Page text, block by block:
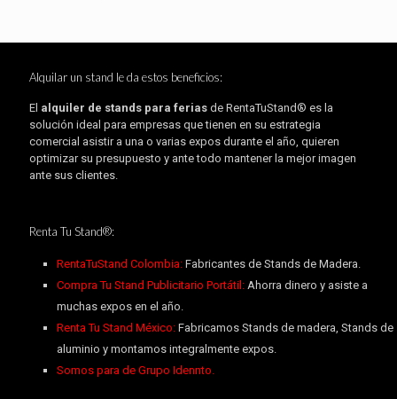
Alquilar un stand le da estos beneficios:
El alquiler de stands para ferias de RentaTuStand® es la
solución ideal para empresas que tienen en su estrategia
comercial asistir a una o varias expos durante el año, quieren
optimizar su presupuesto y ante todo mantener la mejor imagen
ante sus clientes.
Renta Tu Stand®:
RentaTuStand Colombia: Fabricantes de Stands de Madera.
Compra Tu Stand Publicitario Portátil:Ahorra dinero y asiste a
muchas expos en el año.
Renta Tu Stand México:Fabricamos Stands de madera, Stands de
aluminio y montamos integralmente expos.
Somos para de Grupo Idennto.